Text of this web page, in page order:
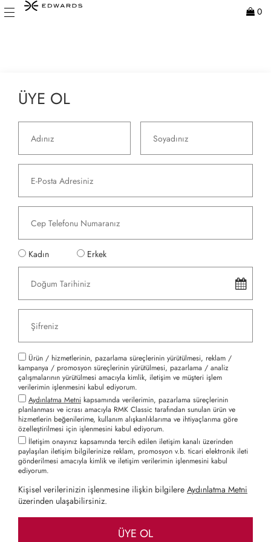
0
ÜYE OL
Kadın Erkek
Ürün / hizmetlerinin, pazarlama süreçlerinin yürütülmesi, reklam /
kampanya / promosyon süreçlerinin yürütülmesi, pazarlama / analiz
çalışmalarının yürütülmesi amacıyla kimlik, iletişim ve müşteri işlem
verilerimin işlenmesini kabul ediyorum.
Aydınlatma Metni kapsamında verilerimin, pazarlama süreçlerinin
planlanması ve icrası amacıyla RMK Classic tarafından sunulan ürün ve
hizmetlerin beğenilerime, kullanım alışkanlıklarıma ve ihtiyaçlarıma göre
özelleştirilmesi için işlenmesini kabul ediyorum.
İletişim onayınız kapsamında tercih edilen iletişim kanalı üzerinden
paylaşılan iletişim bilgilerinize reklam, promosyon v.b. ticari elektronik ileti
gönderilmesi amacıyla kimlik ve iletişim verilerimin işlenmesini kabul
ediyorum.
Kişisel verilerinizin işlenmesine ilişkin bilgilere Aydınlatma Metni
üzerinden ulaşabilirsiniz.
ÜYE OL